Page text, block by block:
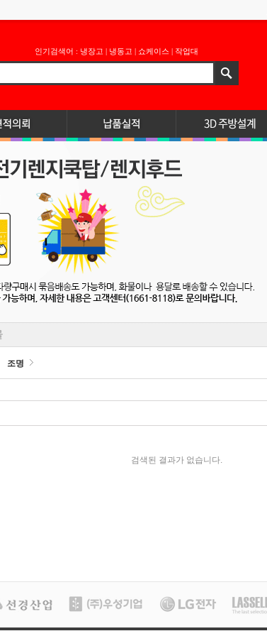
인기검색어 : 냉장고 | 냉동고 | 쇼케이스 | 작업대
조명
검색된 결과가 없습니다.